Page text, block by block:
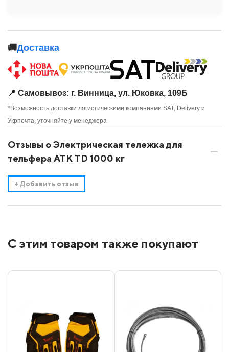
🚚Доставка
📍 Самовывоз: г. Винница, ул. Юковка, 109Б
*Возможность доставки логистическими компаниями SAT, Delivery и
Укрпочта, уточняйте у менеджера
Отзывы о Электрическая тележка для
тельфера АТК TD 1000 кг
+ Добавить отзыв
С этим товаром также покупают